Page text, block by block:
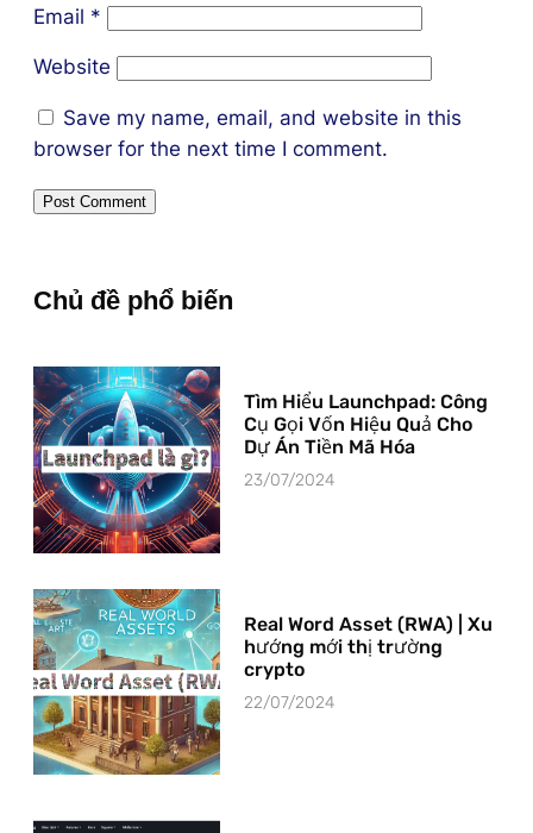
Email *
Website
Save my name, email, and website in this
browser for the next time I comment.
Chủ đề phổ biến
Tìm Hiểu Launchpad: Công
Cụ Gọi Vốn Hiệu Quả Cho
Dự Án Tiền Mã Hóa
23/07/2024
Real Word Asset (RWA) | Xu
hướng mới thị trường
crypto
22/07/2024